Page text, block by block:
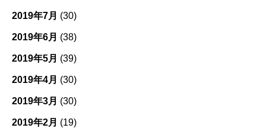
2019年7月 (30)
2019年6月 (38)
2019年5月 (39)
2019年4月 (30)
2019年3月 (30)
2019年2月 (19)